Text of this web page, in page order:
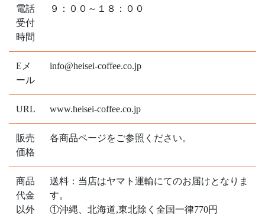
電話
受付
時間
９：００～１８：００
Eメ
ール
info@heisei-coffee.co.jp
URL www.heisei-coffee.co.jp
販売
価格
各商品ページをご参照ください。
商品
代金
以外
送料：当店はヤマト運輸にてのお届けとなりま
す。
①沖縄、北海道,東北除く全国一律770円